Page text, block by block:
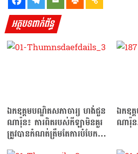
អត្ថបទពាក់ព័ន្ធ
ឯកឧត្តមបណ្ឌិតសភាចារ្យ ហង់ជួន
ណារ៉ុន៖ ការពិតរបស់កីឡាមិនគួរ
ត្រូវបានកំណត់ត្រឹមតែការបំបែក
កំណត់ត្រា…
ឯកឧត្
ណារ៉ុ